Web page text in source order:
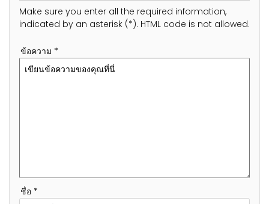
Make sure you enter all the required information,
indicated by an asterisk (*). HTML code is not allowed.
ข้อความ *
ชื่อ *